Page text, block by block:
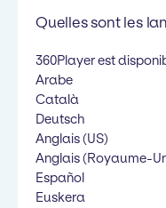
Quelles sont les
360Player est
Arabe
Català
Deutsch
Anglais (US)
Anglais (Royaume-
Español
Euskera